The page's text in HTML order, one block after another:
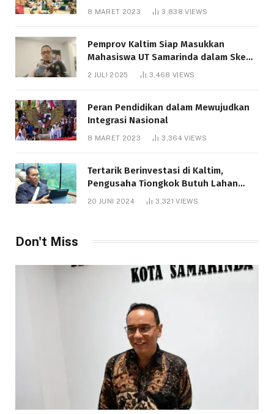
8 MARET 2023 3,838VIEWS
Pemprov Kaltim Siap Masukkan
Mahasiswa UT Samarinda dalam Skema
Bantuan Pendidikan Gratispol
2 JULI 2025 3,468 VIEWS
Peran Pendidikan dalam Mewujudkan
Integrasi Nasional
8 MARET 2023 3,364VIEWS
Tertarik Berinvestasi di Kaltim,
Pengusaha Tiongkok Butuh Lahan
20 JUNI 2024 3,321VIEWS
Don't Miss